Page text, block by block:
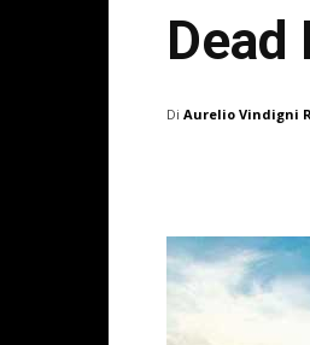
Di Aurelio Vindigni